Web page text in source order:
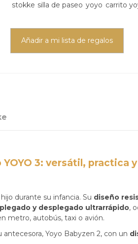
stokke silla de paseo yoyo carrito
Añadir a mi lista de regalos
YOYO 3: versátil, practica
durante su infancia. Su diseño
y desplegado ultrarrápido,
metro, autobús, taxi o avión.
antecesora, Yoyo Babyzen 2, con un